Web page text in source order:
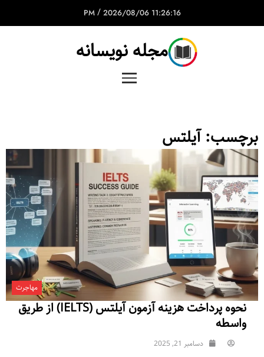
11:26:16 PM
/ 2026/08/06
مجله نویسانه
برچسب:آیلتس
مهاجرت
نحوه پرداخت هزینه آزمون آیلتس (IELTS) از طریق
واسطه
دسامبر 21, 2025